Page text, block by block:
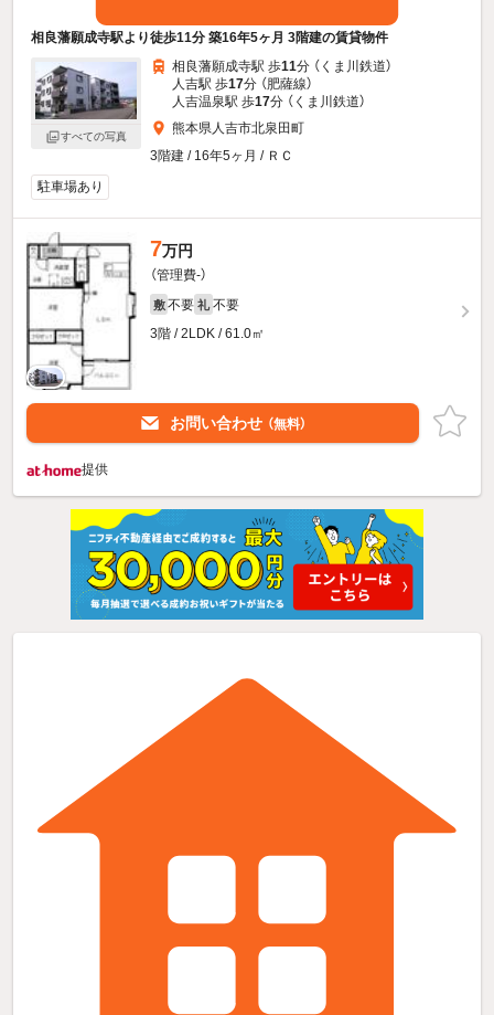
相良藩願成寺駅より徒歩11分 築16年5ヶ月 3階建の賃貸物件
すべての写真
相良藩願成寺駅 歩11分 （くま川鉄道）
人吉駅 歩17分 （肥薩線）
人吉温泉駅 歩17分 （くま川鉄道）
熊本県人吉市北泉田町
3階建 / 16年5ヶ月 / ＲＣ
駐車場あり
7万円
（管理費-）
敷 不要 礼 不要
3階 / 2LDK / 61.0㎡
お問い合わせ （無料）
提供